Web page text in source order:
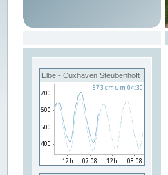
Elbe - Cuxhaven Steubenhöft